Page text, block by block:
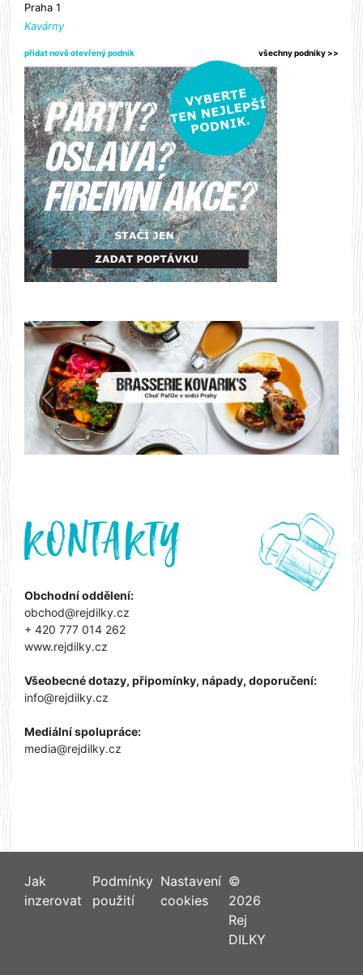
Praha 1
Kavárny
přidat nově otevřený podnik všechny podniky >>
Předchozí Další
Obchodní oddělení:
obchod@rejdilky.cz
+ 420 777 014 262
www.rejdilky.cz
Všeobecné dotazy, připomínky, nápady, doporučení:
info@rejdilky.cz
Mediální spolupráce:
media@rejdilky.cz
Jak
inzerovat
Podmínky
použití
Nastavení
cookies
©
2026
Rej
DILKY